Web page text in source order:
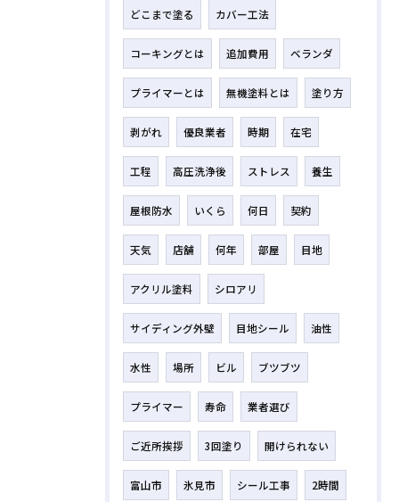
どこまで塗る カバー工法
コーキングとは 追加費用 ベランダ
プライマーとは 無機塗料とは 塗り方
剥がれ 優良業者 時期 在宅
工程 高圧洗浄後 ストレス 養生
屋根防水 いくら 何日 契約
天気 店舗 何年 部屋 目地
アクリル塗料 シロアリ
サイディング外壁 目地シール 油性
水性 場所 ビル ブツブツ
プライマー 寿命 業者選び
ご近所挨拶 3回塗り 開けられない
富山市 氷見市 シール工事 2時間